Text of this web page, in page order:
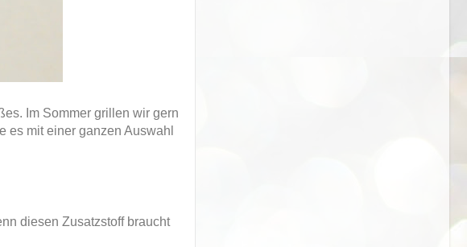
Im Sommer grillen wir gern
es mit einer ganzen Auswahl
diesen Zusatzstoff braucht